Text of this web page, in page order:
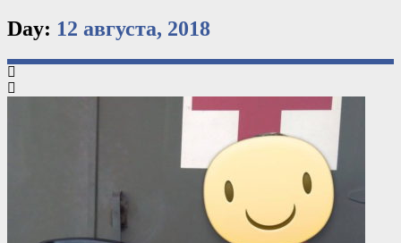
Day: 12 августа, 2018